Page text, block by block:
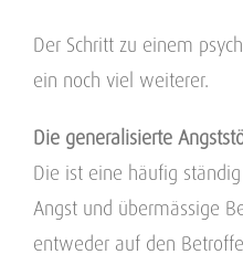
Der Schritt zu einem
ein noch viel weiterer.
Die generalisierte
Die ist eine häufig
Angst und übermässige
entweder auf den